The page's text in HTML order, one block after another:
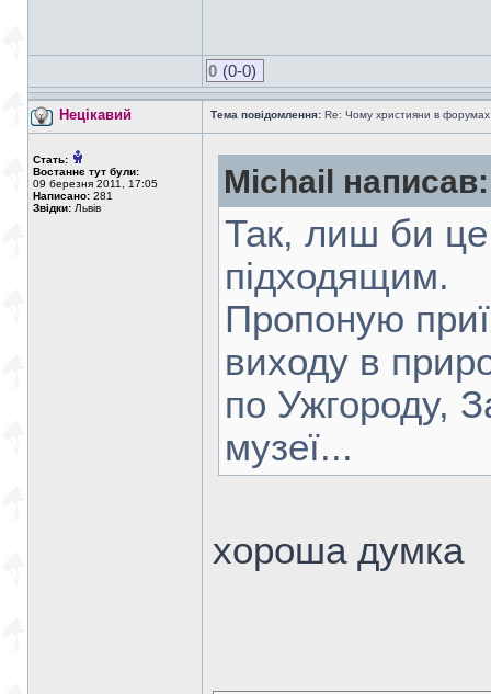
0 (0-0)
Нецікавий Тема повідомлення: Re: Чому християни в форумах
Стать:
Востаннє тут були:
09 березня 2011, 17:05
Написано: 281
Звідки: Львів
Michail написав:
Так, лиш би
підходящим.
Пропоную
виходу в
по Ужгороду,
музеї...
хороша думка